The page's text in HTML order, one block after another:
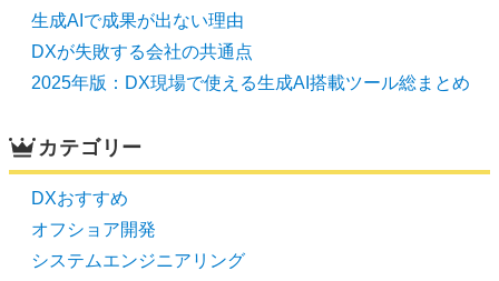
生成AIで成果が出ない理由
DXが失敗する会社の共通点
2025年版：DX現場で使える生成AI搭載ツール総まとめ
カテゴリー
DXおすすめ
オフショア開発
システムエンジニアリング